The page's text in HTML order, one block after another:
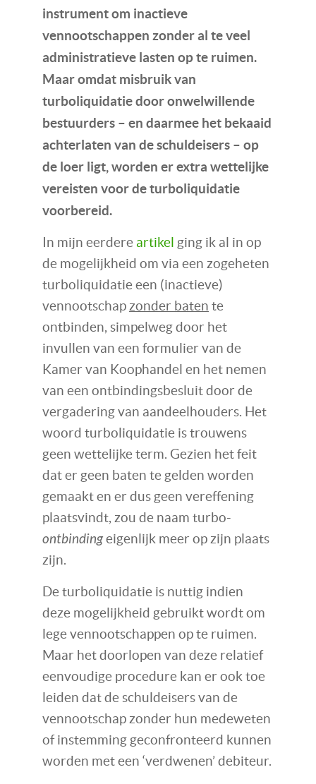
instrument om inactieve
vennootschappen zonder al te veel
administratieve lasten op te ruimen.
Maar omdat misbruik van
turboliquidatie door onwelwillende
bestuurders – en daarmee het bekaaid
achterlaten van de schuldeisers – op
de loer ligt, worden er extra wettelijke
vereisten voor de turboliquidatie
voorbereid.
In mijn eerdere artikel ging ik al in op
de mogelijkheid om via een zogeheten
turboliquidatie een (inactieve)
vennootschap zonder baten te
ontbinden, simpelweg door het
invullen van een formulier van de
Kamer van Koophandel en het nemen
van een ontbindingsbesluit door de
vergadering van aandeelhouders. Het
woord turboliquidatie is trouwens
geen wettelijke term. Gezien het feit
dat er geen baten te gelden worden
gemaakt en er dus geen vereffening
plaatsvindt, zou de naam turbo-
ontbindingeigenlijk meer op zijn plaats
zijn.
De turboliquidatie is nuttig indien
deze mogelijkheid gebruikt wordt om
lege vennootschappen op te ruimen.
Maar het doorlopen van deze relatief
eenvoudige procedure kan er ook toe
leiden dat de schuldeisers van de
vennootschap zonder hun medeweten
of instemming geconfronteerd kunnen
worden met een ‘verdwenen’ debiteur.